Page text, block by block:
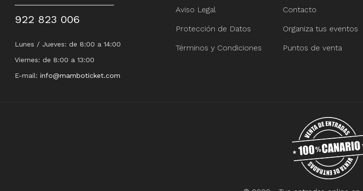
922 823 006
Lunes / Jueves: de 8:00 a 14:00
Viernes: de 8:00 a 13:00
E-mail: info@mamboticket.com
Aviso Legal
Protección de Datos
Términos y Condiciones
Contacto
Organiza tus eventos
Puntos de venta